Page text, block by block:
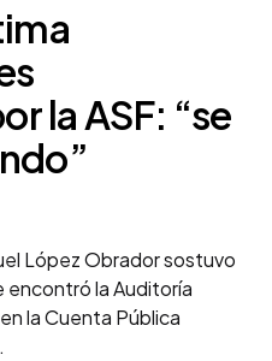
la ASF: “se
López Obrador sostuvo
encontró la Auditoría
la Cuenta Pública